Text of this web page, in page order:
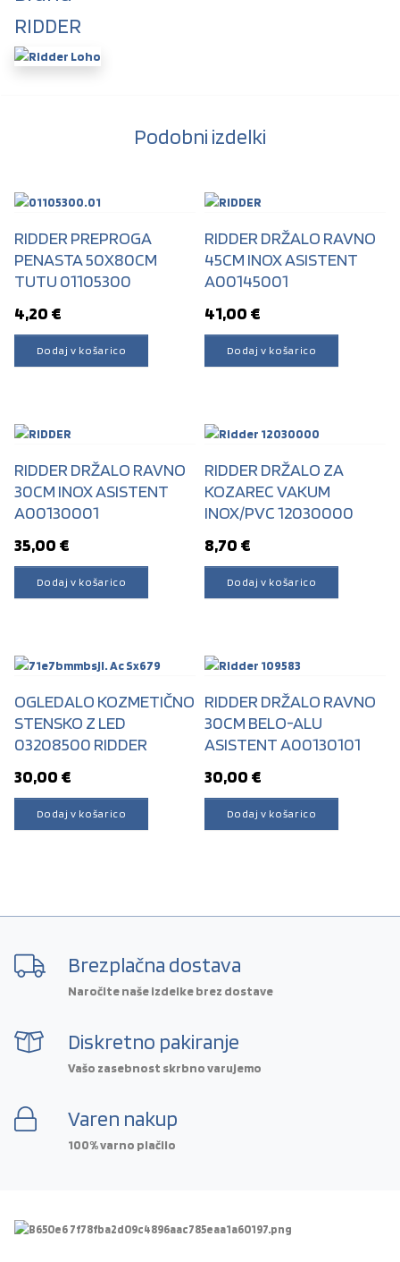
RIDDER
Podobni izdelki
RIDDER PREPROGA
PENASTA 50X80CM
TUTU 01105300
4,20 €
Dodaj v košarico
RIDDER DRŽALO RAVNO
45CM INOX ASISTENT
A00145001
41,00 €
Dodaj v košarico
RIDDER DRŽALO RAVNO
30CM INOX ASISTENT
A00130001
35,00 €
Dodaj v košarico
RIDDER DRŽALO ZA
KOZAREC VAKUM
INOX/PVC 12030000
8,70 €
Dodaj v košarico
OGLEDALO KOZMETIČNO
STENSKO Z LED
03208500 RIDDER
30,00 €
Dodaj v košarico
RIDDER DRŽALO RAVNO
30CM BELO-ALU
ASISTENT A00130101
30,00 €
Dodaj v košarico
Brezplačna dostava
Naročite naše izdelke brez dostave
Diskretno pakiranje
Vašo zasebnost skrbno varujemo
Varen nakup
100% varno plačilo